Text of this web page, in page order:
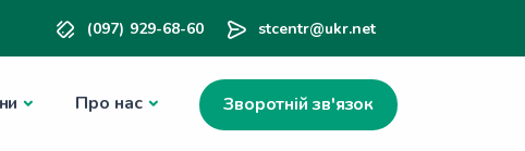
(097) 929-68-60 stcentr@ukr.net
Про нас Зворотній зв'язок